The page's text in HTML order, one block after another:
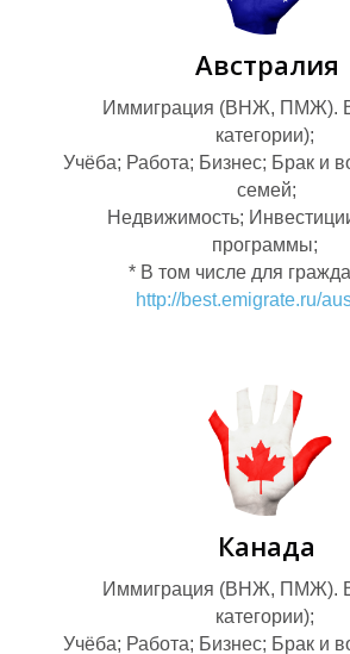
А
З
Австралия
Иммиграция (ВНЖ, ПМЖ).
категории);
Учёба; Работа; Бизнес; Брак и
семей;
Недвижимость;
программы;
* В том числе для
http://best.emigrate.ru/
Канада
Иммиграция (ВНЖ, ПМЖ).
категории);
Учёба; Работа; Бизнес; Брак и